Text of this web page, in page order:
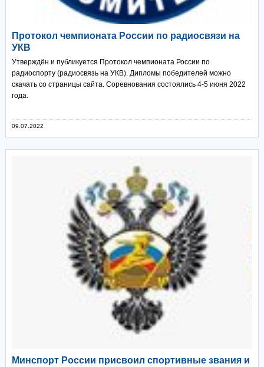
Протокол чемпионата России по радиосвязи на
УКВ
Утверждён и публикуется Протокол чемпионата России по
радиоспорту (радиосвязь на УКВ). Дипломы победителей можно
скачать со страницы сайта. Соревнования состоялись 4-5 июня 2022
года.
09.07.2022
Минспорт России присвоил спортивные звания и